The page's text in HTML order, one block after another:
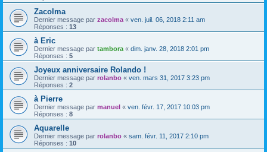
Zacolma
Dernier message par zacolma « ven. juil. 06, 2018 2:11 am
Réponses : 13
à Eric
Dernier message par tambora « dim. janv. 28, 2018 2:01 pm
Réponses : 5
Joyeux anniversaire Rolando !
Dernier message par rolanbo « ven. mars 31, 2017 3:23 pm
Réponses : 2
à Pierre
Dernier message par manuel « ven. févr. 17, 2017 10:03 pm
Réponses : 8
Aquarelle
Dernier message par rolanbo « sam. févr. 11, 2017 2:10 pm
Réponses : 10